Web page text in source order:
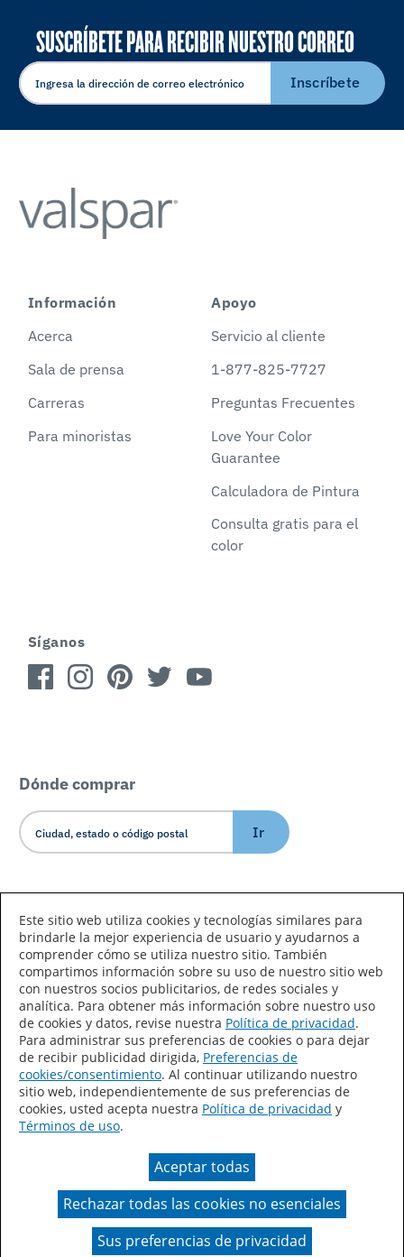
SUSCRÍBETE PARA RECIBIR NUESTRO CORREO
ELECTRÓNICO
Inscríbete
Información
Acerca
Sala de prensa
Carreras
Para minoristas
Apoyo
Servicio al cliente
1-877-825-7727
Preguntas Frecuentes
Love Your Color
Guarantee
Calculadora de Pintura
Consulta gratis para el
color
Síganos
Dónde comprar
Ir
Declaración de accesibilidad
Mapa del sitio
Términos de uso
Privacidad
Sus preferencias de privacidad
Ley de Cadenas de Suministro de California
Un color real puede variar en comparación con la
presentación en pantalla.
Este sitio web utiliza cookies y tecnologías similares para
brindarle la mejor experiencia de usuario y ayudarnos a
comprender cómo se utiliza nuestro sitio. También
compartimos información sobre su uso de nuestro sitio web
con nuestros socios publicitarios, de redes sociales y
analítica. Para obtener más información sobre nuestro uso
de cookies y datos, revise nuestra Política de privacidad.
Para administrar sus preferencias de cookies o para dejar
de recibir publicidad dirigida, Preferencias de
cookies/consentimiento. Al continuar utilizando nuestro
sitio web, independientemente de sus preferencias de
cookies, usted acepta nuestra Política de privacidad y
Términos de uso.
Aceptar todas
Rechazar todas las cookies no esenciales
Sus preferencias de privacidad